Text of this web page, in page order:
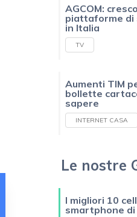
AGCOM:
piattaforme di
in Italia
TV
Aumenti TIM
bollette
sapere
INTERNET CASA
Le nostre
I migliori 10
smartphone